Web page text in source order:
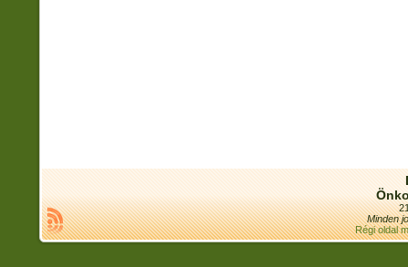
Minden
Régi oldal